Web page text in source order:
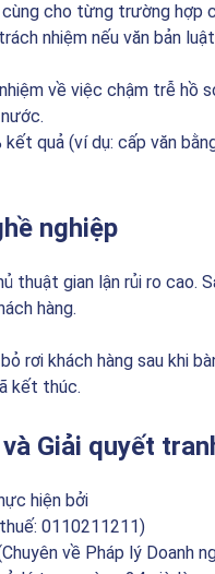
cho từng trường hợp
nhiệm nếu văn bản
về việc chậm trễ hồ
quả (ví dụ: cấp văn
nghiệp
thuật gian lận rủi ro cao.
hàng.
rơi khách hàng sau khi
kết thúc.
Giải quyết
hiện bởi
0110211211)
về Pháp lý Doanh